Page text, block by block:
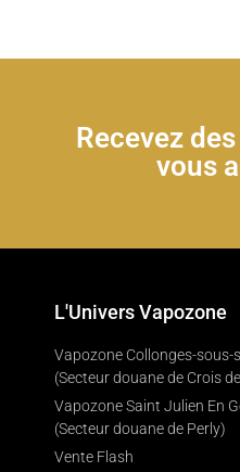
Recevez
vous
L'Univers Vapozone
Vapozone Collonges-sous-
(Secteur douane de Crois
Vapozone Saint Julien En
(Secteur douane de Perly)
Vente Flash